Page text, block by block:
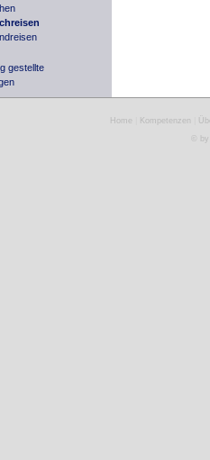
gestellte
Home Kompetenzen
©